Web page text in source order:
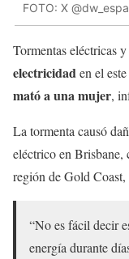
FOTO: X
Tormentas eléctricas
electricidaden el
mató a una mujer,
La tormenta causó
eléctrico en Brisbane,
región de Gold
“No es fácil decir
energía durante